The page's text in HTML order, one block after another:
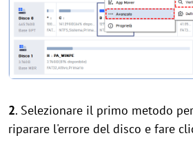
2. Selezionare il primo metodo
riparare l'errore del disco e fare